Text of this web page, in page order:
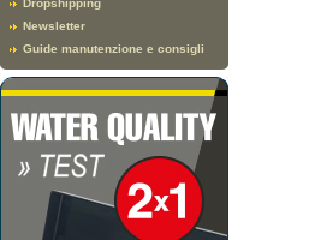
Dropshipping
Newsletter
Guide manutenzione e consigli